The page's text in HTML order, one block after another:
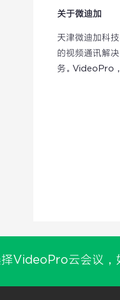
关于微迪加
天津微迪加科
的视频通讯解
务。VideoPro
择VideoPro云会议